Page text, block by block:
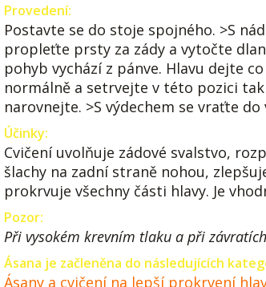
Provedení:
Postavte se do stoje spojného. >S
propleťte prsty za zády a vytočte
pohyb vychází z pánve. Hlavu dejte
normálně a setrvejte v této pozici
narovnejte. >S výdechem se vraťte
Účinky:
Cvičení uvolňuje zádové svalstvo,
šlachy na zadní straně nohou,
prokrvuje všechny části hlavy. Je
Pozor:
Při vysokém krevním tlaku a při
Ásana je začleněna do následujících
Ásany a cvičení na lepší prokrvení